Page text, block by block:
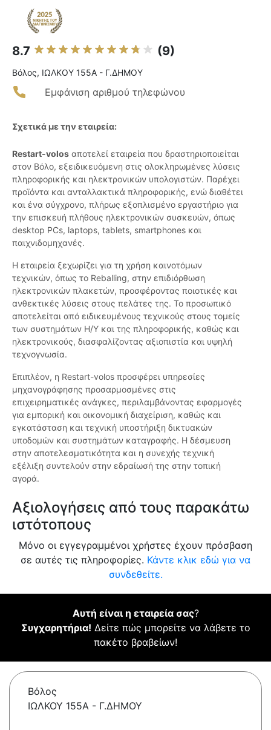
8.7 (9)
Βόλος, ΙΩΛΚΟΥ 155Α - Γ.ΔΗΜΟΥ
Εμφάνιση αριθμού τηλεφώνου
Σχετικά με την εταιρεία:
Restart-volos αποτελεί εταιρεία που δραστηριοποιείται
στον Βόλο, εξειδικευόμενη στις ολοκληρωμένες λύσεις
πληροφορικής και ηλεκτρονικών υπολογιστών. Παρέχει
προϊόντα και ανταλλακτικά πληροφορικής, ενώ διαθέτει
και ένα σύγχρονο, πλήρως εξοπλισμένο εργαστήριο για
την επισκευή πλήθoυς ηλεκτρονικών συσκευών, όπως
desktop PCs, laptops, tablets, smartphones και
παιχνιδομηχανές.
Η εταιρεία ξεχωρίζει για τη χρήση καινοτόμων
τεχνικών, όπως το Reballing, στην επιδιόρθωση
ηλεκτρονικών πλακετών, προσφέροντας ποιοτικές και
ανθεκτικές λύσεις στους πελάτες της. Το προσωπικό
αποτελείται από ειδικευμένους τεχνικούς στους τομείς
των συστημάτων Η/Υ και της πληροφορικής, καθώς και
ηλεκτρονικούς, διασφαλίζοντας αξιοπιστία και υψηλή
τεχνογνωσία.
Επιπλέον, η Restart-volos προσφέρει υπηρεσίες
μηχανογράφησης προσαρμοσμένες στις
επιχειρηματικές ανάγκες, περιλαμβάνοντας εφαρμογές
για εμπορική και οικονομική διαχείριση, καθώς και
εγκατάσταση και τεχνική υποστήριξη δικτυακών
υποδομών και συστημάτων καταγραφής. Η δέσμευση
στην αποτελεσματικότητα και η συνεχής τεχνική
εξέλιξη συντελούν στην εδραίωσή της στην τοπική
αγορά.
Αξιολογήσεις από τους παρακάτω
ιστότοπους
Μόνο οι εγγεγραμμένοι χρήστες έχουν πρόσβαση
σε αυτές τις πληροφορίες. Κάντε κλικ εδώ για να
συνδεθείτε.
Αυτή είναι η εταιρεία σας?
Συγχαρητήρια! Δείτε πώς μπορείτε να λάβετε το
πακέτο βραβείων!
Βόλος
ΙΩΛΚΟΥ 155Α - Γ.ΔΗΜΟΥ